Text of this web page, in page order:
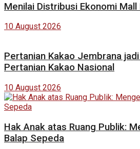
Menilai Distribusi Ekonomi Mall
10 August 2026
Pertanian Kakao Jembrana
Pertanian Kakao Nasional
10 August 2026
Hak Anak atas Ruang Publik:
Balap Sepeda